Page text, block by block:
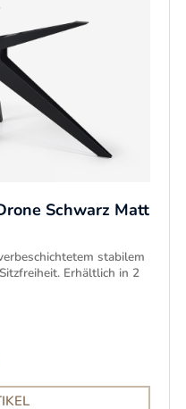
Schwarz Matt
stabilem
Erhältlich in 2